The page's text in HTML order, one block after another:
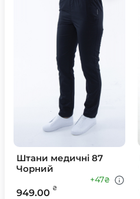
Штани медичні 87
Чорний
949.00 ₴
+47₴